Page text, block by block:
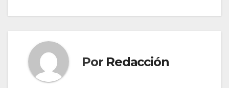
k
Por Redacción